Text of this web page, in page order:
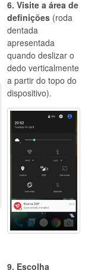
6. Visite a área de
definições (roda
dentada
apresentada
quando deslizar o
dedo verticalmente
a partir do topo do
dispositivo).
9. Escolha